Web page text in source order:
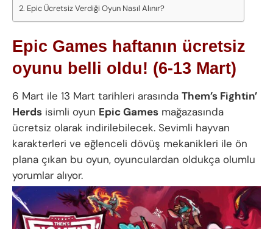
Epic Ücretsiz Verdiği Oyun Nasıl Alınır?
Epic Games haftanın ücretsiz
oyunu belli oldu! (6-13 Mart)
6 Mart ile 13 Mart tarihleri arasında Them’s Fightin’
Herds isimli oyun Epic Games mağazasında
ücretsiz olarak indirilebilecek. Sevimli hayvan
karakterleri ve eğlenceli dövüş mekanikleri ile ön
plana çıkan bu oyun, oyunculardan oldukça olumlu
yorumlar alıyor.